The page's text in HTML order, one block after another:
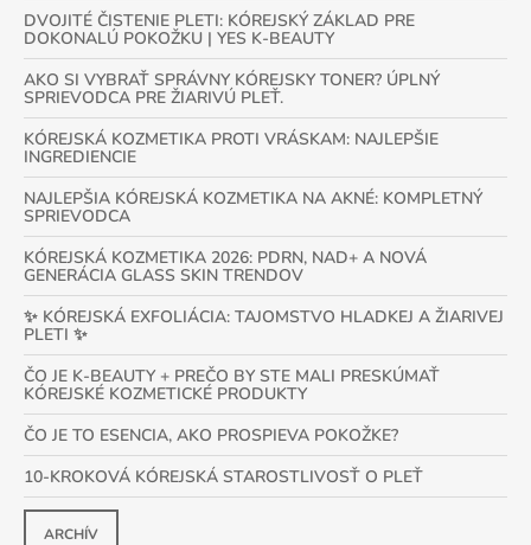
DVOJITÉ ČISTENIE PLETI: KÓREJSKÝ ZÁKLAD PRE
DOKONALÚ POKOŽKU | YES K-BEAUTY
AKO SI VYBRAŤ SPRÁVNY KÓREJSKY TONER? ÚPLNÝ
SPRIEVODCA PRE ŽIARIVÚ PLEŤ.
KÓREJSKÁ KOZMETIKA PROTI VRÁSKAM: NAJLEPŠIE
INGREDIENCIE
NAJLEPŠIA KÓREJSKÁ KOZMETIKA NA AKNÉ: KOMPLETNÝ
SPRIEVODCA
KÓREJSKÁ KOZMETIKA 2026: PDRN, NAD+ A NOVÁ
GENERÁCIA GLASS SKIN TRENDOV
✨ KÓREJSKÁ EXFOLIÁCIA: TAJOMSTVO HLADKEJ A ŽIARIVEJ
PLETI ✨
ČO JE K-BEAUTY + PREČO BY STE MALI PRESKÚMAŤ
KÓREJSKÉ KOZMETICKÉ PRODUKTY
ČO JE TO ESENCIA, AKO PROSPIEVA POKOŽKE?
10-KROKOVÁ KÓREJSKÁ STAROSTLIVOSŤ O PLEŤ
ARCHÍV